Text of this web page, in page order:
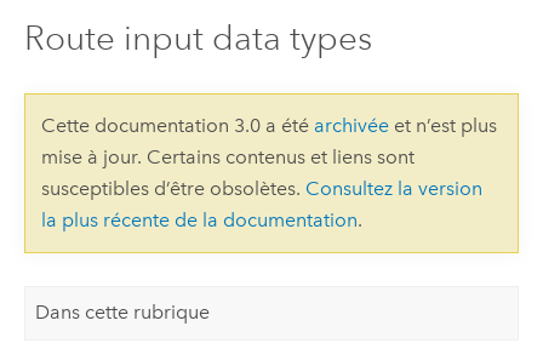
Route input data types
Cette documentation 3.0 a été archivéeet n’est plus
mise à jour. Certains contenus et liens sont
susceptibles d’être obsolètes. Consultez la version
la plus récente de la documentation.
Dans cette rubrique